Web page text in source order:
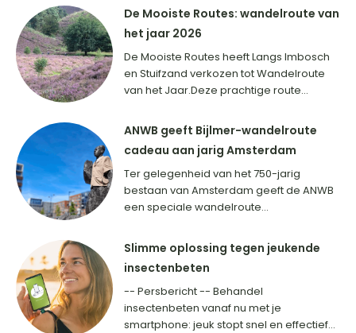
De Mooiste Routes: wandelroute van
het jaar 2026
De Mooiste Routes heeft Langs Imbosch
en Stuifzand verkozen tot Wandelroute
van het Jaar.Deze prachtige route...
ANWB geeft Bijlmer-wandelroute
cadeau aan jarig Amsterdam
Ter gelegenheid van het 750-jarig
bestaan van Amsterdam geeft de ANWB
een speciale wandelroute...
Slimme oplossing tegen jeukende
insectenbeten
-- Persbericht -- Behandel
insectenbeten vanaf nu met je
smartphone: jeuk stopt snel en effectief...